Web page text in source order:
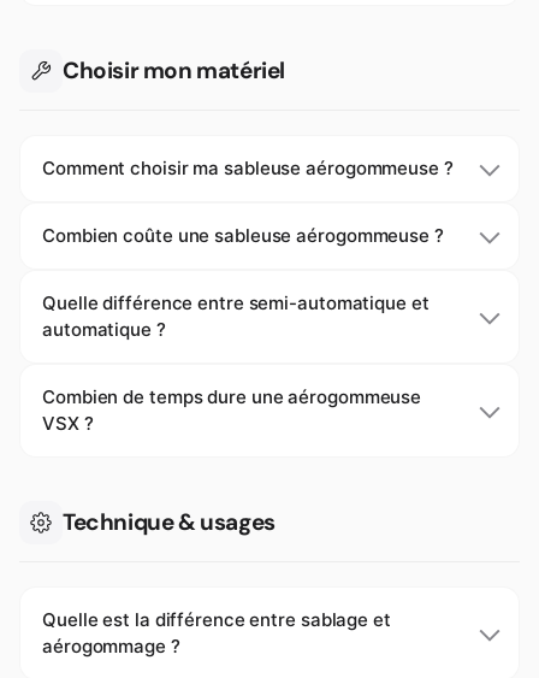
Choisir mon matériel
Comment choisir ma sableuse aérogommeuse ?
Combien coûte une sableuse aérogommeuse ?
Quelle différence entre semi-automatique et
automatique ?
Combien de temps dure une aérogommeuse
VSX ?
Technique & usages
Quelle est la différence entre sablage et
aérogommage ?